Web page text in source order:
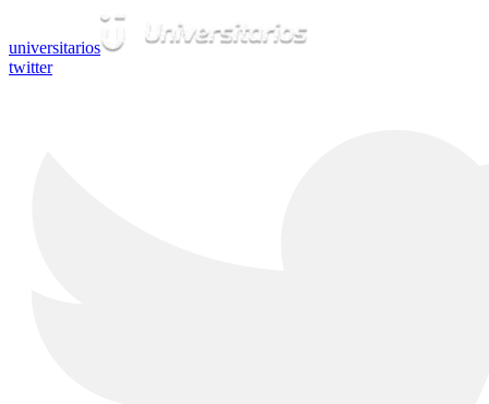
universitarios
twitter